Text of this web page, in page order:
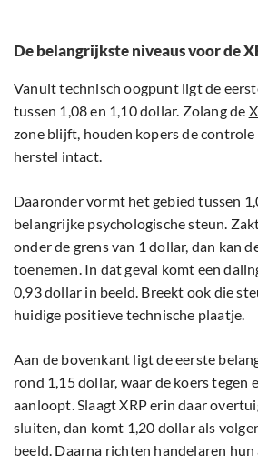
De belangrijkste niveaus voor de
Vanuit technisch oogpunt ligt de
tussen 1,08 en 1,10 dollar. Zolang de
zone blijft, houden kopers de
herstel intact.
Daaronder vormt het gebied tussen
belangrijke psychologische steun.
onder de grens van 1 dollar, dan kan
toenemen. In dat geval komt een
0,93 dollar in beeld. Breekt ook die
huidige positieve technische plaatje.
Aan de bovenkant ligt de eerste
rond 1,15 dollar, waar de koers tegen
aanloopt. Slaagt XRP erin daar
sluiten, dan komt 1,20 dollar als
beeld. Daarna richten handelaren